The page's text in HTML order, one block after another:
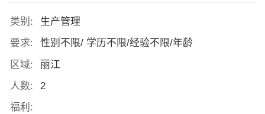
类别:
生产管理
要求:
性别不限/ 学历不限/经验不限/年龄
区域:
丽江
人数:
2
福利: